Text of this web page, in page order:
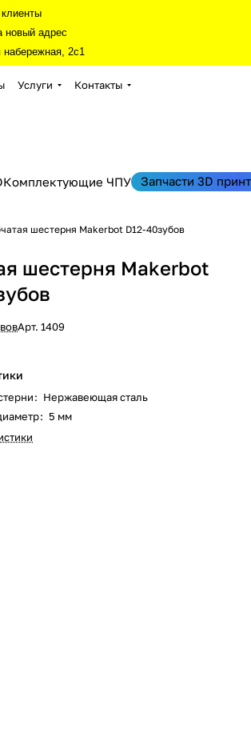
новый адрес
2с1
Услуги Контакты
Комплектующие ЧПУ Запчасти 3D
шестерня Makerbot D12-40зубов
шестерня Makerbot
Арт.1409
: Нержавеющая сталь
: 5 мм